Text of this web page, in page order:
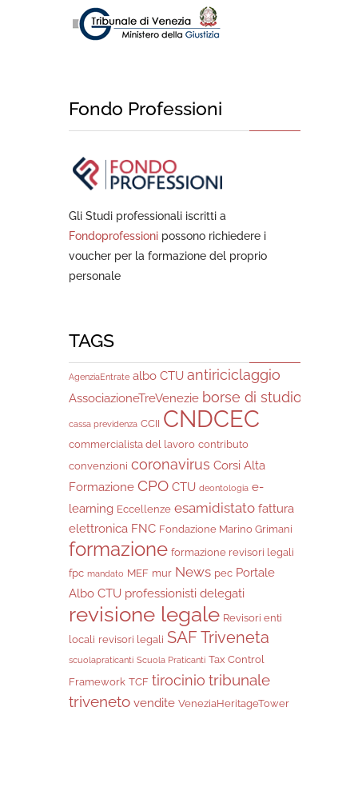
Fondo Professioni
Gli Studi professionali iscritti a
Fondoprofessioni possono richiedere i
voucher per la formazione del proprio
personale
TAGS
AgenziaEntrate albo CTU antiriciclaggio
AssociazioneTreVenezie borse di studio
cassa previdenza CCII CNDCEC
commercialista del lavoro contributo
convenzioni coronavirus Corsi Alta
Formazione CPO CTU deontologia e-
learning Eccellenze esamidistato fattura
elettronica FNC Fondazione Marino Grimani
formazione formazione revisori legali
fpc mandato MEF mur News pec Portale
Albo CTU professionisti delegati
revisione legale Revisori enti
locali revisori legali SAF Triveneta
scuolapraticanti Scuola Praticanti Tax Control
Framework TCF tirocinio tribunale
triveneto vendite VeneziaHeritageTower